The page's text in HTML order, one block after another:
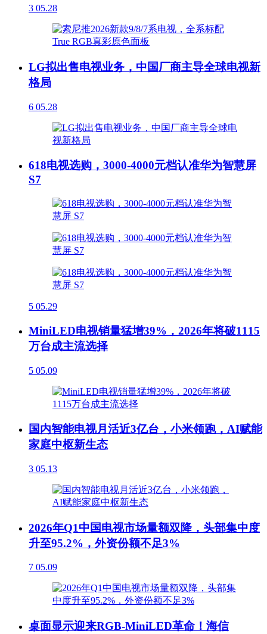
3 05.28
LG拟出售电视业务，中国厂商主导全球电视新
格局
6 05.28
618电视选购，3000-4000元档认准华为智慧屏
S7
5 05.29
MiniLED电视销量猛增39%，2026年将破1115
万台成主流选择
5 05.09
国内智能电视月活近3亿台，小米领跑，AI赋能
家庭中枢新生态
3 05.13
2026年Q1中国电视市场量额双降，头部集中度
升至95.2%，外资份额不足3%
7 05.09
桌面显示迎来RGB-MiniLED革命！海信